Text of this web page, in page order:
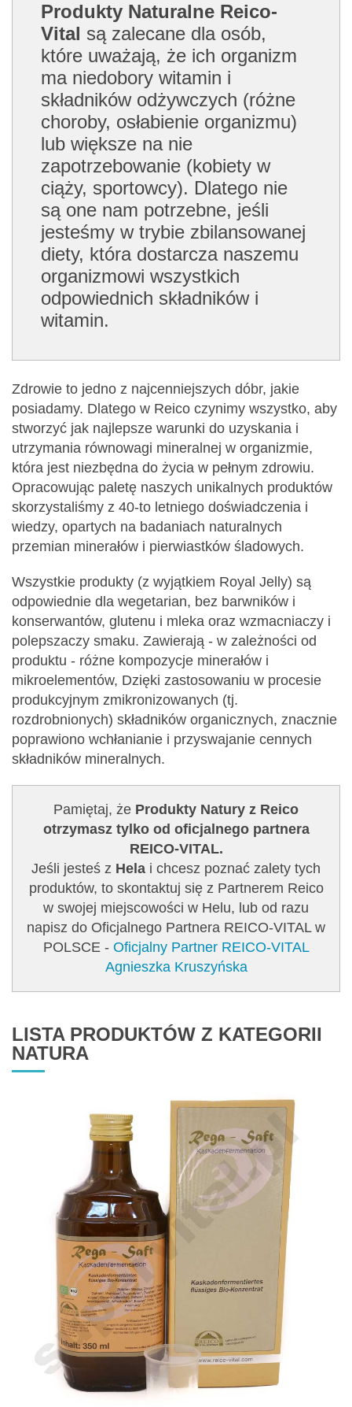
Produkty Naturalne Reico-
Vital są zalecane dla osób,
które uważają, że ich organizm
ma niedobory witamin i
składników odżywczych (różne
choroby, osłabienie organizmu)
lub większe na nie
zapotrzebowanie (kobiety w
ciąży, sportowcy). Dlatego nie
są one nam potrzebne, jeśli
jesteśmy w trybie zbilansowanej
diety, która dostarcza naszemu
organizmowi wszystkich
odpowiednich składników i
witamin.
Zdrowie to jedno z najcenniejszych dóbr, jakie
posiadamy. Dlatego w Reico czynimy wszystko, aby
stworzyć jak najlepsze warunki do uzyskania i
utrzymania równowagi mineralnej w organizmie,
która jest niezbędna do życia w pełnym zdrowiu.
Opracowując paletę naszych unikalnych produktów
skorzystaliśmy z 40-to letniego doświadczenia i
wiedzy, opartych na badaniach naturalnych
przemian minerałów i pierwiastków śladowych.
Wszystkie produkty (z wyjątkiem Royal Jelly) są
odpowiednie dla wegetarian, bez barwników i
konserwantów, glutenu i mleka oraz wzmacniaczy i
polepszaczy smaku. Zawierają - w zależności od
produktu - różne kompozycje minerałów i
mikroelementów, Dzięki zastosowaniu w procesie
produkcyjnym zmikronizowanych (tj.
rozdrobnionych) składników organicznych, znacznie
poprawiono wchłanianie i przyswajanie cennych
składników mineralnych.
Pamiętaj, że Produkty Natury z Reico
otrzymasz tylko od oficjalnego partnera
REICO-VITAL.
Jeśli jesteś z Hela i chcesz poznać zalety tych
produktów, to skontaktuj się z Partnerem Reico
w swojej miejscowości w Helu, lub od razu
napisz do Oficjalnego Partnera REICO-VITAL w
POLSCE - Oficjalny Partner REICO-VITAL
Agnieszka Kruszyńska
LISTA PRODUKTÓW Z KATEGORII
NATURA